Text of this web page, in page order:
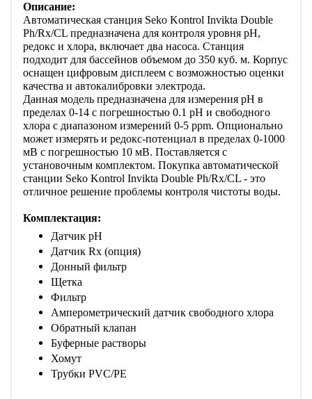
Описание:
Автоматическая станция Seko Kontrol Invikta Double
Ph/Rx/CL предназначена для контроля уровня pH,
редокс и хлора, включает два насоса. Станция
подходит для бассейнов объемом до 350 куб. м. Корпус
оснащен цифровым дисплеем с возможностью оценки
качества и автокалибровки электрода.
Данная модель предназначена для измерения pH в
пределах 0-14 с погрешностью 0.1 pH и свободного
хлора с диапазоном измерений 0-5 ppm. Опционально
может измерять и редокс-потенциал в пределах 0-1000
мВ с погрешностью 10 мВ. Поставляется c
установочным комплектом. Покупка автоматической
станции Seko Kontrol Invikta Double Ph/Rx/CL - это
отличное решение проблемы контроля чистоты воды.
Комплектация:
Датчик pH
Датчик Rx (опция)
Донный фильтр
Щетка
Фильтр
Амперометрический датчик свободного хлора
Обратный клапан
Буферные растворы
Хомут
Трубки PVC/PE